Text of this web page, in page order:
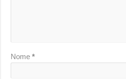
Nome*